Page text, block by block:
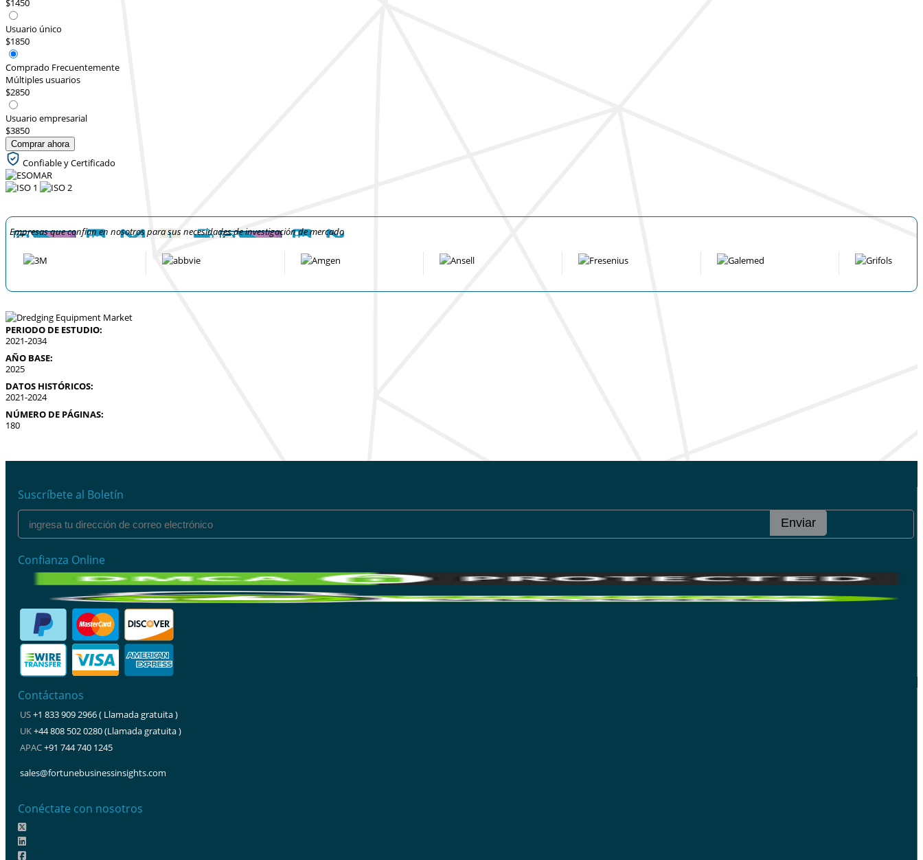
$1450
Usuario único
$1850
Comprado Frecuentemente
Múltiples usuarios
$2850
Usuario empresarial
$3850
Comprar ahora
Confiable y Certificado
Empresas que confían en nosotros para sus necesidades de investigación de mercado
PERIODO DE ESTUDIO:
2021-2034
AÑO BASE:
2025
DATOS HISTÓRICOS:
2021-2024
NÚMERO DE PÁGINAS:
180
Suscríbete al Boletín
Enviar
Confianza Online
Contáctanos
US+1 833 909 2966 ( Llamada gratuita )
UK+44 808 502 0280 (Llamada gratuita )
APAC+91 744 740 1245
sales@fortunebusinessinsights.com
Conéctate con nosotros